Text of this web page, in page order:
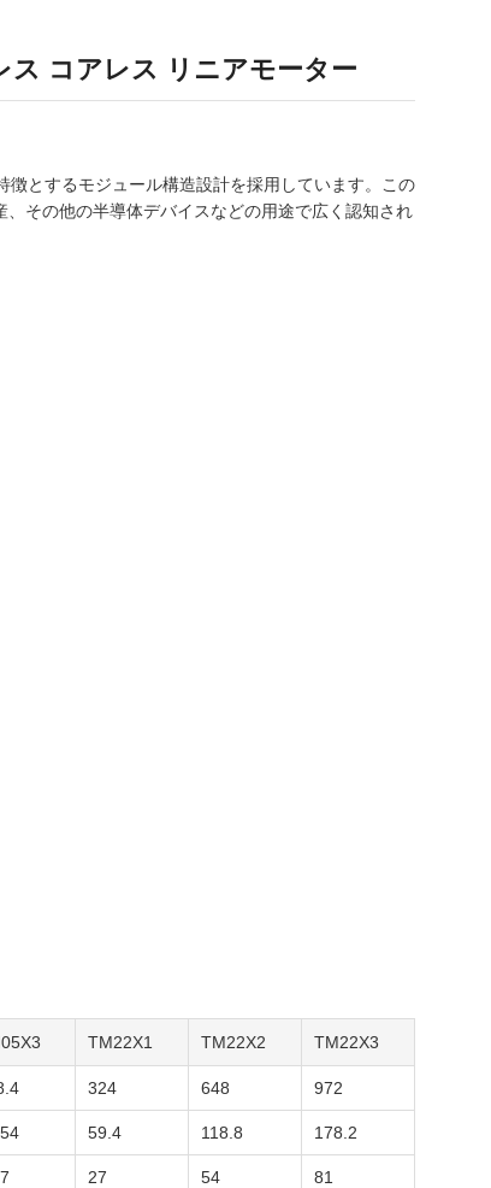
ス コアレス リニアモーター
とするモジュール構造設計を採用しています。この
その他の半導体デバイスなどの用途で広く認知され
TM22X1 TM22X2 TM22X3
324 648 972
59.4 118.8 178.2
27 54 81